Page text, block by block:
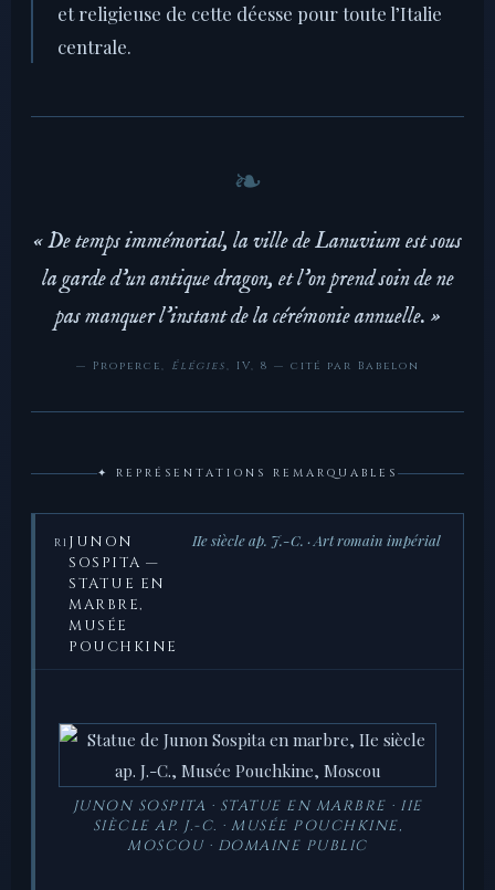
et religieuse de cette déesse pour toute l’Italie
centrale.
« De temps immémorial, la ville de Lanuvium est sous
la garde d’un antique dragon, et l’on prend soin de ne
pas manquer l’instant de la cérémonie annuelle. »
— Properce, Élégies, IV, 8 — cité par Babelon
✦ REPRÉSENTATIONS REMARQUABLES
R1 JUNON
SOSPITA —
STATUE EN
MARBRE,
MUSÉE
POUCHKINE
IIe siècle ap. J.-C. · Art romain impérial
JUNON SOSPITA · STATUE EN MARBRE · IIE
SIÈCLE AP. J.-C. · MUSÉE POUCHKINE,
MOSCOU · DOMAINE PUBLIC